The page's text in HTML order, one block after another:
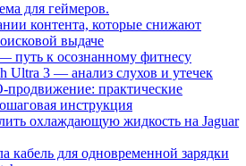
для геймеров.
контента, которые снижают
выдаче
путь к осознанному фитнесу
Ultra 3 — анализ слухов и утечек
продвижение: практические
инструкция
охлаждающую жидкость на Jaguar
кабель для одновременной зарядки